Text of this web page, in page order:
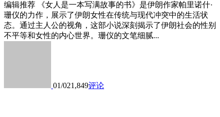
编辑推荐 《女人是一本写满故事的书》是伊朗作家帕里诺什·
珊仪的力作，展示了伊朗女性在传统与现代冲突中的生活状
态。通过主人公的视角，这部小说深刻揭示了伊朗社会的性别
不平等和女性的内心世界。珊仪的文笔细腻...
01/021,849评论